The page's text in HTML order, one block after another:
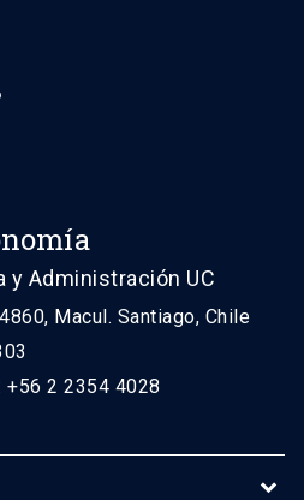
y Administración UC
Macul. Santiago, Chile
2 2354 4028